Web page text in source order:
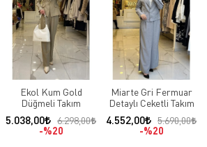
Ekol Kum Gold
Düğmeli Takım
5.038,00
6.298,00
%20
Miarte Gri Fermuar
Detaylı Ceketli Takım
4.552,00
5.690,00
%20